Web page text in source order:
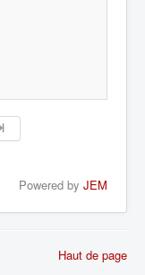
Powered by JEM
Haut de page